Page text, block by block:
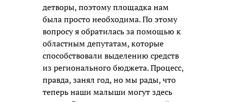
детворы, поэтому площадка нам
была просто необходима. По этому
вопросу я обратилась за помощью к
областным депутатам, которые
способствовали выделению средств
из регионального бюджета. Процесс,
правда, занял год, но мы рады, что
теперь наши малыши могут здесь